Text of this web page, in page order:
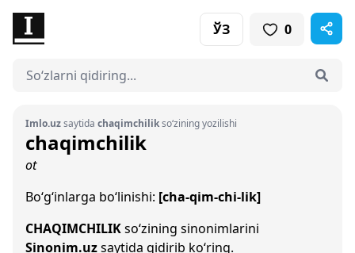
ЎЗ 0
Imlo.uzsaytida chaqimchilikso‘zining yozilishi
chaqimchilik
ot
Bo‘g‘inlarga bo‘linishi: [cha-qim-chi-lik]
CHAQIMCHILIKso‘zining sinonimlarini
Sinonim.uzsaytida qidirib ko‘ring.